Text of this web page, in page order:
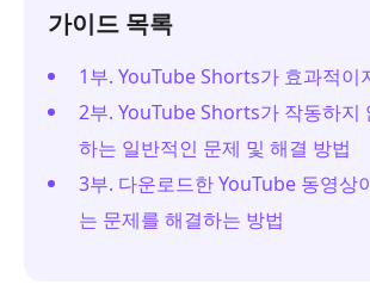
가이드 목록
1부. YouTube Shorts가 효과적이
2부. YouTube Shorts가 작동하지
하는 일반적인 문제 및 해결 방법
3부. 다운로드한 YouTube 동영상
는 문제를 해결하는 방법